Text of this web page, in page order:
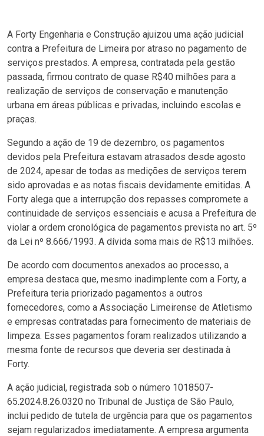
A Forty Engenharia e Construção ajuizou uma ação judicial
contra a Prefeitura de Limeira por atraso no pagamento de
serviços prestados. A empresa, contratada pela gestão
passada, firmou contrato de quase R$40 milhões para a
realização de serviços de conservação e manutenção
urbana em áreas públicas e privadas, incluindo escolas e
praças.
Segundo a ação de 19 de dezembro, os pagamentos
devidos pela Prefeitura estavam atrasados desde agosto
de 2024, apesar de todas as medições de serviços terem
sido aprovadas e as notas fiscais devidamente emitidas. A
Forty alega que a interrupção dos repasses compromete a
continuidade de serviços essenciais e acusa a Prefeitura de
violar a ordem cronológica de pagamentos prevista no art. 5º
da Lei nº 8.666/1993. A dívida soma mais de R$13 milhões.
De acordo com documentos anexados ao processo, a
empresa destaca que, mesmo inadimplente com a Forty, a
Prefeitura teria priorizado pagamentos a outros
fornecedores, como a Associação Limeirense de Atletismo
e empresas contratadas para fornecimento de materiais de
limpeza. Esses pagamentos foram realizados utilizando a
mesma fonte de recursos que deveria ser destinada à
Forty.
A ação judicial, registrada sob o número 1018507-
65.2024.8.26.0320 no Tribunal de Justiça de São Paulo,
inclui pedido de tutela de urgência para que os pagamentos
sejam regularizados imediatamente. A empresa argumenta